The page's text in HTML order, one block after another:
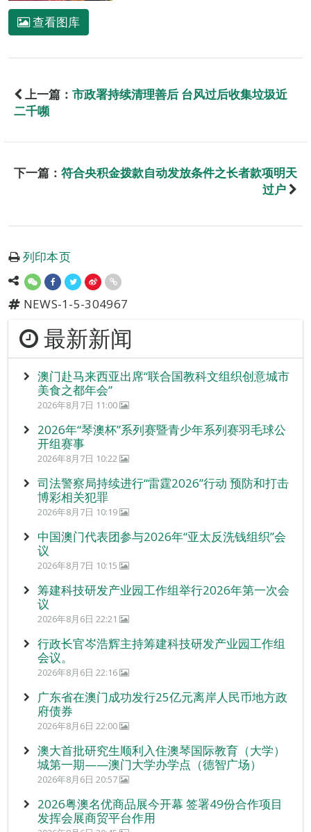
查看图库
上一篇： 市政署持续清理善后 台风过后收集垃圾近
二千嚬
下一篇： 符合央积金拨款自动发放条件之长者款项明天
过户
列印本页
NEWS-1-5-304967
最新新闻
澳门赴马来西亚出席“联合国教科文组织创意城市
美食之都年会”
2026年8月7日 11:00
2026年“琴澳杯”系列赛暨青少年系列赛羽毛球公
开组赛事
2026年8月7日 10:22
司法警察局持续进行“雷霆2026”行动 预防和打击
博彩相关犯罪
2026年8月7日 10:19
中国澳门代表团参与2026年“亚太反洗钱组织”会
议
2026年8月7日 10:15
筹建科技研发产业园工作组举行2026年第一次会
议
2026年8月6日 22:21
行政长官岑浩辉主持筹建科技研发产业园工作组
会议。
2026年8月6日 22:16
广东省在澳门成功发行25亿元离岸人民币地方政
府债券
2026年8月6日 22:00
澳大首批研究生顺利入住澳琴国际教育（大学）
城第一期——澳门大学办学点（德智广场）
2026年8月6日 20:57
2026粤澳名优商品展今开幕 签署49份合作项目
发挥会展商贸平台作用